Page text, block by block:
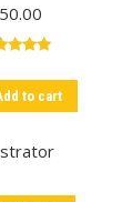
5
to cart